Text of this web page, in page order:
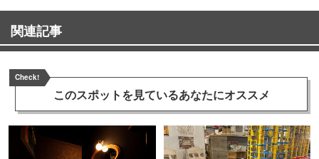
関連記事
Check!
このスポットを見ているあなたにオススメ